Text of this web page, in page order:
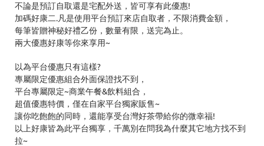
不論是預訂自取還是宅配外送，皆可享有此優惠!
加碼好康二.凡是使用平台預訂來店自取者，不限消費金額，
每筆皆贈神秘好禮乙份，數量有限，送完為止。
兩大優惠好康等你來享用~
以為平台優惠只有這樣?
專屬限定優惠組合外面保證找不到，
平台專屬限定~商業午餐&飲料組合，
超值優惠特價，僅在自家平台獨家販售~
讓你吃飽飽的同時，還能享受台灣好茶帶給你的微幸福!
以上好康皆為此平台獨享，千萬別在問我為什麼其它地方找不到
拉~